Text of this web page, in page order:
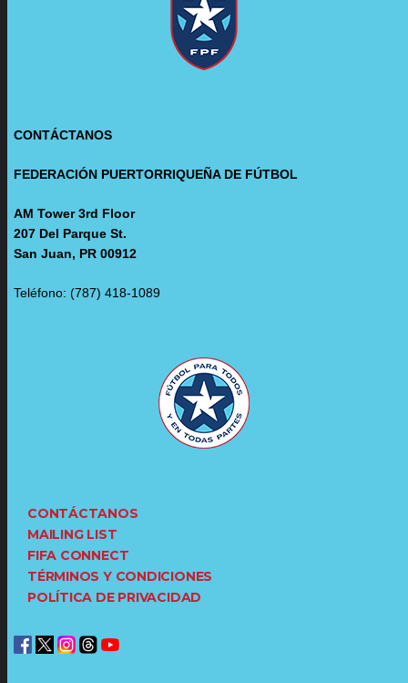
CONTÁCTANOS
FEDERACIÓN PUERTORRIQUEÑA DE FÚTBOL
AM Tower 3rd Floor
207 Del Parque St.
San Juan, PR 00912
Teléfono: (787) 418-1089
CONTÁCTANOS
MAILING LIST
FIFA CONNECT
TÉRMINOS Y CONDICIONES
POLÍTICA DE PRIVACIDAD